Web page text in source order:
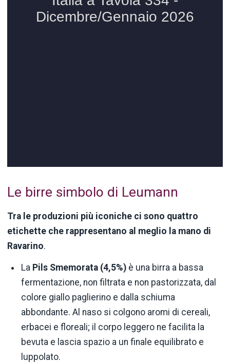
Le birre simbolo di Leumann
Tra le produzioni più iconiche ci sono quattro
etichette che rappresentano al meglio la mano di
Ravarino.
La Pils Smemorata (4,5%) è una birra a bassa
fermentazione, non filtrata e non pastorizzata, dal
colore giallo paglierino e dalla schiuma
abbondante. Al naso si colgono aromi di cereali,
erbacei e floreali; il corpo leggero ne facilita la
bevuta e lascia spazio a un finale equilibrato e
luppolato.